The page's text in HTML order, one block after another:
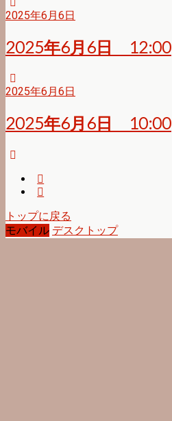
2025年6月6日
2025年6月6日 12:00
2025年6月6日
2025年6月6日 10:00
トップに戻る
モバイル デスクトップ